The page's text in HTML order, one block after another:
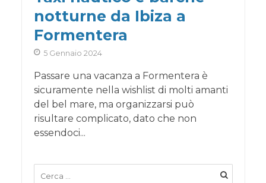
notturne da Ibiza a
Formentera
5 Gennaio 2024
Passare una vacanza a Formentera è
sicuramente nella wishlist di molti amanti
del bel mare, ma organizzarsi può
risultare complicato, dato che non
essendoci...